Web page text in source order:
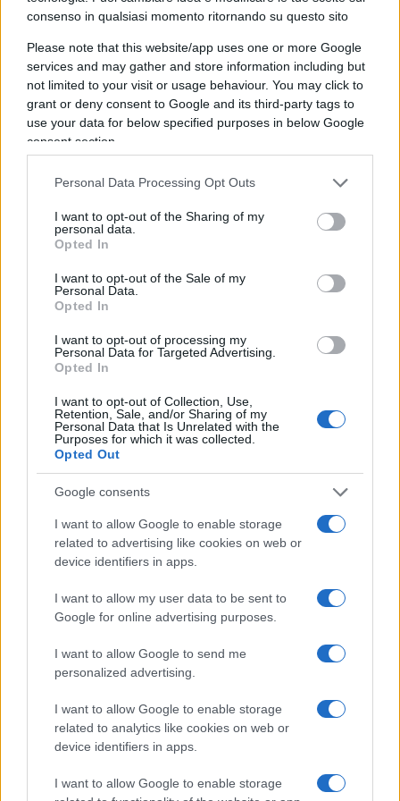
consenso in qualsiasi momento ritornando su questo sito
Please note that this website/app uses one or more Google
services and may gather and store information including but
not limited to your visit or usage behaviour. You may click to
grant or deny consent to Google and its third-party tags to
use your data for below specified purposes in below Google
consent section.
Personal Data Processing Opt Outs
I want to opt-out of the Sharing of my
personal data.
Opted In
I want to opt-out of the Sale of my
Personal Data.
Opted In
I want to opt-out of processing my
Personal Data for Targeted Advertising.
Opted In
I want to opt-out of Collection, Use,
Retention, Sale, and/or Sharing of my
Personal Data that Is Unrelated with the
Purposes for which it was collected.
Opted Out
Google consents
I want to allow Google to enable storage
related to advertising like cookies on web or
device identifiers in apps.
I want to allow my user data to be sent to
Google for online advertising purposes.
I want to allow Google to send me
personalized advertising.
I want to allow Google to enable storage
related to analytics like cookies on web or
device identifiers in apps.
I want to allow Google to enable storage
sanitari. Il sesto intervento è appuntoridefinire il
Reddito di Cittadinanzacome strumento di
inclusione sociale e potenziarne i meccanismi per
l’inserimento al lavoro. Va detto, infatti, che ad
oggi il 56% delle persone povere non ha accesso
al sussidio e che un
efficace nell’accompagnare le persone verso una
occupazione, sia per la ridotta capacità di presa in
carico dei centri per l
lavoro aggiuntivo guadagnato sia compensato da
una pari riduzione del Rdc; di fatto un disincentivo
a cercare un posto. Il Think Tank sostenuto dal
Unipol consiglia pertanto di rafforzare l’inclusione
anni di residenza in Italia, rivedendo la scala di
equivalenza e differenziando l’importo
dell’assegno in base al costo della vita
all’inflazione; necessario poi rivedere gli importi al
alla partecipazione aipercorsi di formazione
Il Sud fanalino di coda anche sul
welfare
A rendere il cambio di passo ancora più urgente è
il fatto che l’Italia è un Paese spaccato tra Nord,
Centro e Sud anche nella capacità delle singole
Regioni di rispondere alle esigenze di welfare dei